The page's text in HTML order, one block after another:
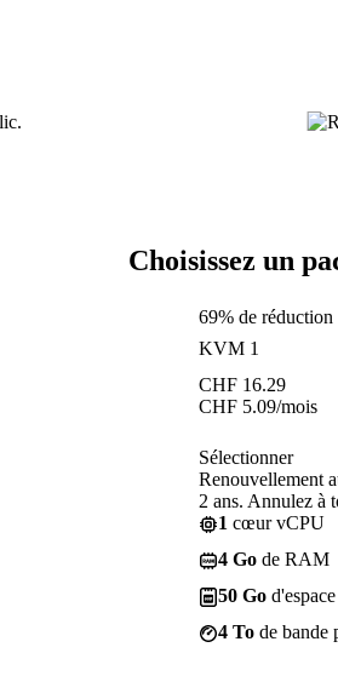
Choisissez un
69% de réduction
KVM 1
CHF 16.29
CHF 5.09/mois
Sélectionner
Renouvellement
2 ans. Annulez à
1 cœur vCPU
4 Go de RAM
50 Go
4 To de bande